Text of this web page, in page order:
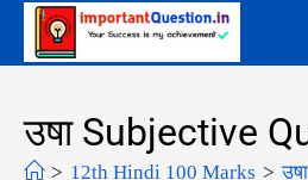
उषा Subjective
> 12th Hindi 100 Marks >